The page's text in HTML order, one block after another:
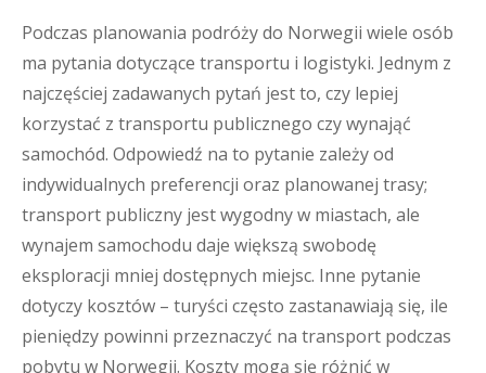
Podczas planowania podróży do Norwegii wiele osób
ma pytania dotyczące transportu i logistyki. Jednym z
najczęściej zadawanych pytań jest to, czy lepiej
korzystać z transportu publicznego czy wynająć
samochód. Odpowiedź na to pytanie zależy od
indywidualnych preferencji oraz planowanej trasy;
transport publiczny jest wygodny w miastach, ale
wynajem samochodu daje większą swobodę
eksploracji mniej dostępnych miejsc. Inne pytanie
dotyczy kosztów – turyści często zastanawiają się, ile
pieniędzy powinni przeznaczyć na transport podczas
pobytu w Norwegii. Koszty mogą się różnić w